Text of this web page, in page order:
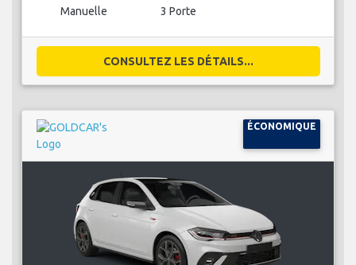
Manuelle 3 Porte
CONSULTEZ LES DÉTAILS...
ÉCONOMIQUE